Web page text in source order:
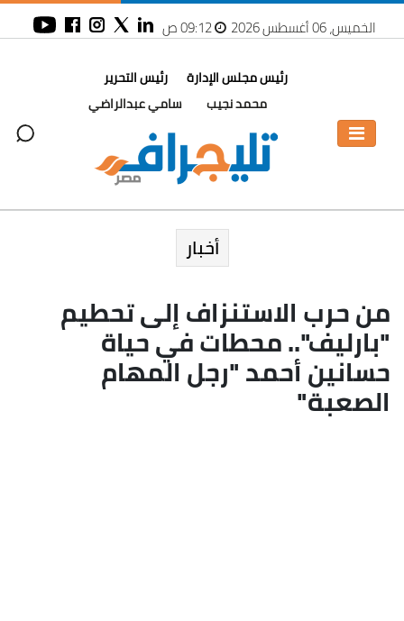
الخميس، 06 أغسطس 2026 09:12 ص
رئيس مجلس الإدارة
محمد نجيب
رئيس التحرير
سامي عبدالراضي
أخبار
من حرب الاستنزاف إلى تحطيم
"بارليف".. محطات في حياة
حسانين أحمد "رجل المهام
الصعبة"